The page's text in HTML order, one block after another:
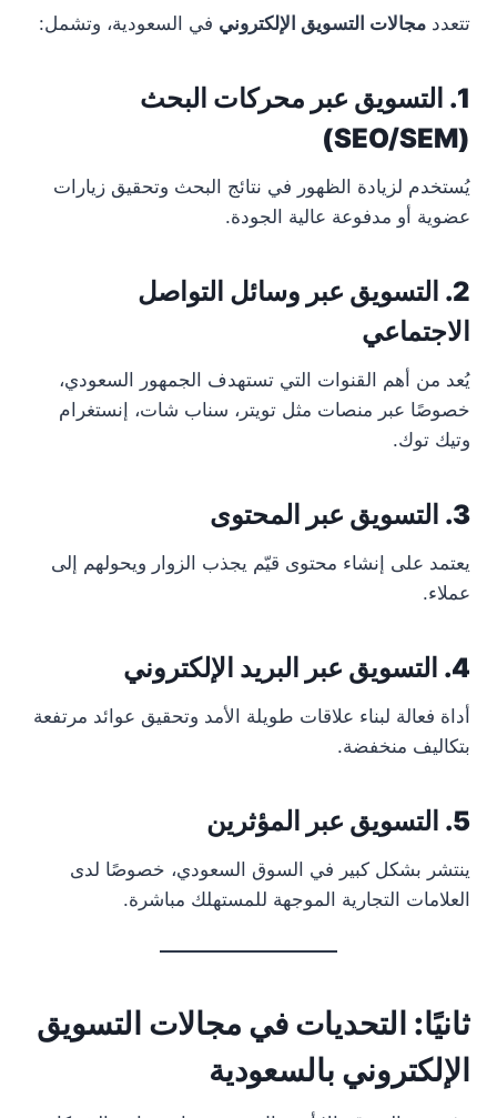
تتعدد مجالات التسويق الإلكتروني في السعودية، وتشمل:
1. التسويق عبر محركات البحث
(SEO/SEM)
يُستخدم لزيادة الظهور في نتائج البحث وتحقيق زيارات
عضوية أو مدفوعة عالية الجودة.
2. التسويق عبر وسائل التواصل
الاجتماعي
يُعد من أهم القنوات التي تستهدف الجمهور السعودي،
خصوصًا عبر منصات مثل تويتر، سناب شات، إنستغرام
وتيك توك.
3. التسويق عبر المحتوى
يعتمد على إنشاء محتوى قيّم يجذب الزوار ويحولهم إلى
عملاء.
4. التسويق عبر البريد الإلكتروني
أداة فعالة لبناء علاقات طويلة الأمد وتحقيق عوائد مرتفعة
بتكاليف منخفضة.
5. التسويق عبر المؤثرين
ينتشر بشكل كبير في السوق السعودي، خصوصًا لدى
العلامات التجارية الموجهة للمستهلك مباشرة.
ثانيًا: التحديات في مجالات التسويق
الإلكتروني بالسعودية